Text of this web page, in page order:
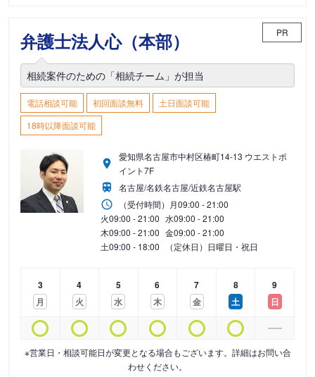
弁護士法人心（本部） PR
相続案件のための「相続チーム」が担当
電話相談可能 初回面談無料
土日面談可能
18時以降面談可能
愛知県名古屋市中村区椿町14-13 ウエストポ
イント7F
名古屋/名鉄名古屋/近鉄名古屋駅
（受付時間） 月09:00 - 21:00
火09:00 - 21:00 水09:00 - 21:00
木09:00 - 21:00 金09:00 - 21:00
土09:00 - 18:00 （定休日）日曜日・祝日
3
月
4
火
5
水
6
木
7
金
8
土
9
日
※営業日・相談可能日が変更となる場合もございます。詳細はお問い合
わせください。